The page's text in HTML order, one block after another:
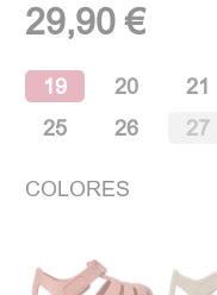
29,90 €
19 20 21
25
26 27
COLORES